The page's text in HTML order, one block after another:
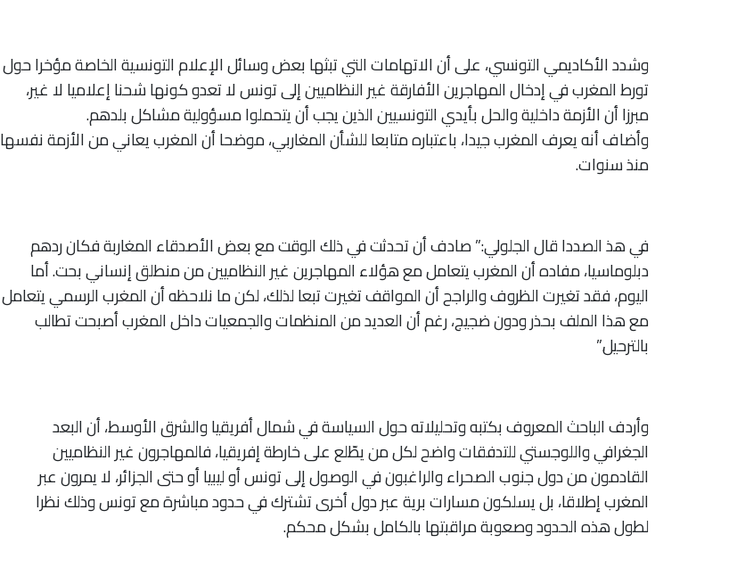
وشدد الأكاديمي التونسي، على أن الاتهامات التي تبثها بعض وسائل الإعلام التونسية الخاصة مؤخرا حول
تورط المغرب في إدخال المهاجرين الأفارقة غير النظاميين إلى تونس لا تعدو كونها شحنا إعلاميا لا غير،
مبرزا أن الأزمة داخلية والحل بأيدي التونسيين الذين يجب أن يتحملوا مسؤولية مشاكل بلدهم.
وأضاف أنه يعرف المغرب جيدا، باعتباره متابعا للشأن المغاربي، موضحا أن المغرب يعاني من الأزمة نفسها
منذ سنوات.
في هذ الصددا قال الجلولي:” صادف أن تحدثت في ذلك الوقت مع بعض الأصدقاء المغاربة فكان ردهم
دبلوماسيا، مفاده أن المغرب يتعامل مع هؤلاء المهاجرين غير النظاميين من منطلق إنساني بحت. أما
اليوم، فقد تغيرت الظروف والراجح أن المواقف تغيرت تبعا لذلك، لكن ما نلاحظه أن المغرب الرسمي يتعامل
مع هذا الملف بحذر ودون ضجيج، رغم أن العديد من المنظمات والجمعيات داخل المغرب أصبحت تطالب
بالترحيل.”
وأردف الباحث المعروف بكتبه وتحليلاته حول السياسة في شمال أفريقيا والشرق الأوسط، أن البعد
الجغرافي واللوجستي للتدفقات واضح لكل من يطّلع على خارطة إفريقيا، فالمهاجرون غير النظاميين
القادمون من دول جنوب الصحراء والراغبون في الوصول إلى تونس أو ليبيا أو حتى الجزائر، لا يمرون عبر
المغرب إطلاقا، بل يسلكون مسارات برية عبر دول أخرى تشترك في حدود مباشرة مع تونس وذلك نظرا
لطول هذه الحدود وصعوبة مراقبتها بالكامل بشكل محكم.